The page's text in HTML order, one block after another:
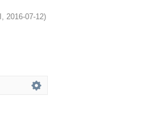
, 2016-07-12)